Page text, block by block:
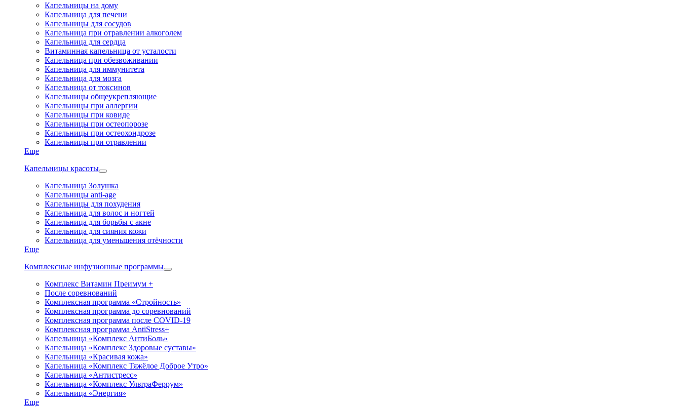
Капельницы на дому
Капельница для печени
Капельницы для сосудов
Капельница при отравлении алкоголем
Капельница для сердца
Витаминная капельница от усталости
Капельница при обезвоживании
Капельница для иммунитета
Капельница для мозга
Капельница от токсинов
Капельницы общеукрепляющие
Капельницы при аллергии
Капельницы при ковиде
Капельницы при остеопорозе
Капельницы при остеохондрозе
Капельницы при отравлении
Еще
Капельницы красоты
Капельница Золушка
Капельницы anti-age
Капельницы для похудения
Капельница для волос и ногтей
Капельница для борьбы с акне
Капельница для сияния кожи
Капельница для уменьшения отёчности
Еще
Комплексные инфузионные программы
Комплекс Витамин Преимум +
После соревнований
Комплексная программа «Стройность»
Комплексная программа до соревнований
Комплексная программа после COVID-19
Комплексная программа AntiStress+
Капельница «Комплекс АнтиБоль»
Капельница «Комплекс Здоровые суставы»
Капельница «Красивая кожа»
Капельница «Комплекс Тяжёлое Доброе Утро»
Капельница «Антистресс»
Капельница «Комплекс УльтраФеррум»
Капельница «Энергия»
Еще